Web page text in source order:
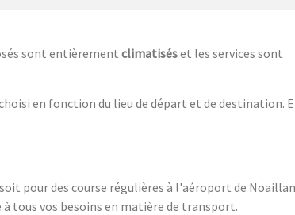
sont entièrement climatiséset les services sont
en fonction du lieu de départ et de destination.
pour des course régulières à l'aéroport de
tous vos besoins en matière de transport.